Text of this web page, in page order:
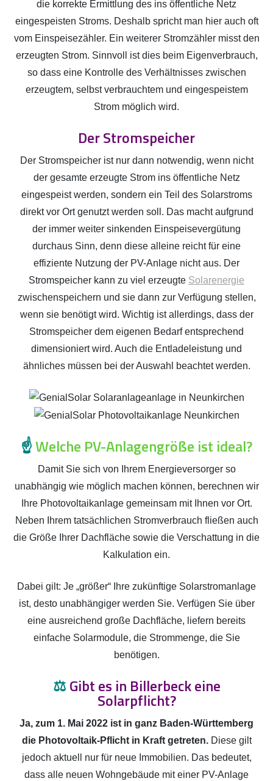
die korrekte Ermittlung des ins öffentliche Netz
eingespeisten Stroms. Deshalb spricht man hier auch oft
vom Einspeisezähler. Ein weiterer Stromzähler misst den
erzeugten Strom. Sinnvoll ist dies beim Eigenverbrauch,
so dass eine Kontrolle des Verhältnisses zwischen
erzeugtem, selbst verbrauchtem und eingespeistem
Strom möglich wird.
Der Stromspeicher
Der Stromspeicher ist nur dann notwendig, wenn nicht
der gesamte erzeugte Strom ins öffentliche Netz
eingespeist werden, sondern ein Teil des Solarstroms
direkt vor Ort genutzt werden soll. Das macht aufgrund
der immer weiter sinkenden Einspeisevergütung
durchaus Sinn, denn diese alleine reicht für eine
effiziente Nutzung der PV-Anlage nicht aus. Der
Stromspeicher kann zu viel erzeugte Solarenergie
zwischenspeichern und sie dann zur Verfügung stellen,
wenn sie benötigt wird. Wichtig ist allerdings, dass der
Stromspeicher dem eigenen Bedarf entsprechend
dimensioniert wird. Auch die Entladeleistung und
ähnliches müssen bei der Auswahl beachtet werden.
☝️Welche PV-Anlagengröße ist ideal?
Damit Sie sich von Ihrem Energieversorger so
unabhängig wie möglich machen können, berechnen wir
Ihre Photovoltaikanlage gemeinsam mit Ihnen vor Ort.
Neben Ihrem tatsächlichen Stromverbrauch fließen auch
die Größe Ihrer Dachfläche sowie die Verschattung in die
Kalkulation ein.
Dabei gilt: Je „größer“ Ihre zukünftige Solarstromanlage
ist, desto unabhängiger werden Sie. Verfügen Sie über
eine ausreichend große Dachfläche, liefern bereits
einfache Solarmodule, die Strommenge, die Sie
benötigen.
⚖️Gibt es in Billerbeck eine
Solarpflicht?
Ja, zum 1. Mai 2022 ist in ganz Baden-Württemberg
die Photovoltaik-Pflicht in Kraft getreten.Diese gilt
jedoch aktuell nur für neue Immobilien. Das bedeutet,
dass alle neuen Wohngebäude mit einer PV-Anlage